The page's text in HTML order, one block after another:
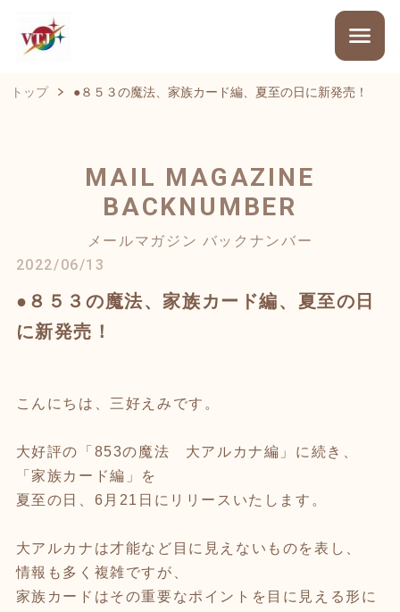
トップ ●８５３の魔法、家族カード編、夏至の日に新発売！
MAIL MAGAZINE
BACKNUMBER
メールマガジン バックナンバー
2022/06/13
●８５３の魔法、家族カード編、夏至の日
に新発売！
こんにちは、三好えみです。
大好評の「853の魔法 大アルカナ編」に続き、
「家族カード編」を
夏至の日、6月21日にリリースいたします。
大アルカナは才能など目に見えないものを表し、
情報も多く複雑ですが、
家族カードはその重要なポイントを目に見える形に